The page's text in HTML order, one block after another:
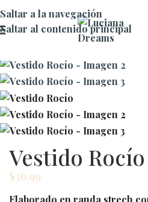
Saltar a la navegación
Saltar al contenido principal
Vestido Rocío
$36.99